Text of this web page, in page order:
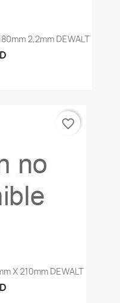
2,2mm DEWALT
X 210mm DEWALT
favorite_border